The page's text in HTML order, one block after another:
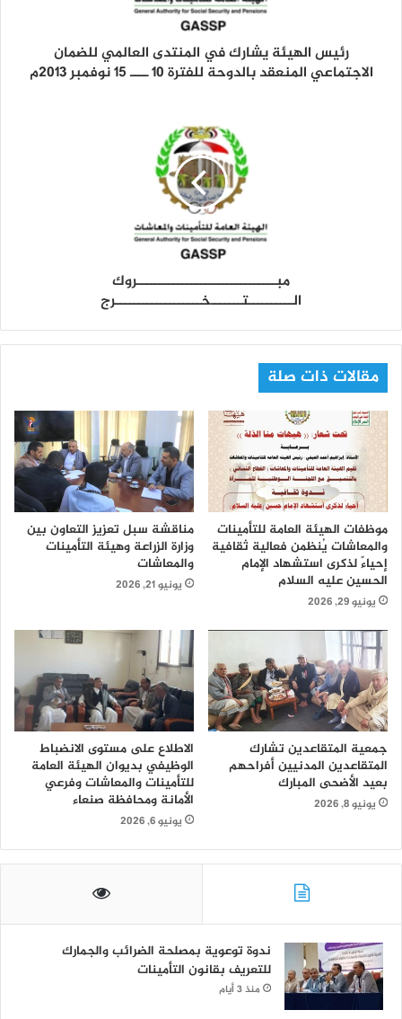
رئيس الهيئة يشارك في المنتدى العالمي للضمان
الاجتماعي المنعقد بالدوحة للفترة 10 ــــ 15 نوفمبر 2013م
مبـــــــــــــــــــــــــــــــروك
الــــــــــتـــــــخـــــــــــــــــــرج
مقالات ذات صلة
موظفات الهيئة العامة للتأمينات
والمعاشات يُنظمن فعالية ثقافية
إحياءً لذكرى استشهاد الإمام
الحسين عليه السلام
يونيو 29, 2026
مناقشة سبل تعزيز التعاون بين
وزارة الزراعة وهيئة التأمينات
والمعاشات
يونيو 21, 2026
جمعية المتقاعدين تشارك
المتقاعدين المدنيين أفراحهم
بعيد الأضحى المبارك
يونيو 8, 2026
الاطلاع على مستوى الانضباط
الوظيفي بديوان الهيئة العامة
للتأمينات والمعاشات وفرعي
الأمانة ومحافظة صنعاء
يونيو 6, 2026
ندوة توعوية بمصلحة الضرائب والجمارك
للتعريف بقانون التأمينات
منذ 3 أيام